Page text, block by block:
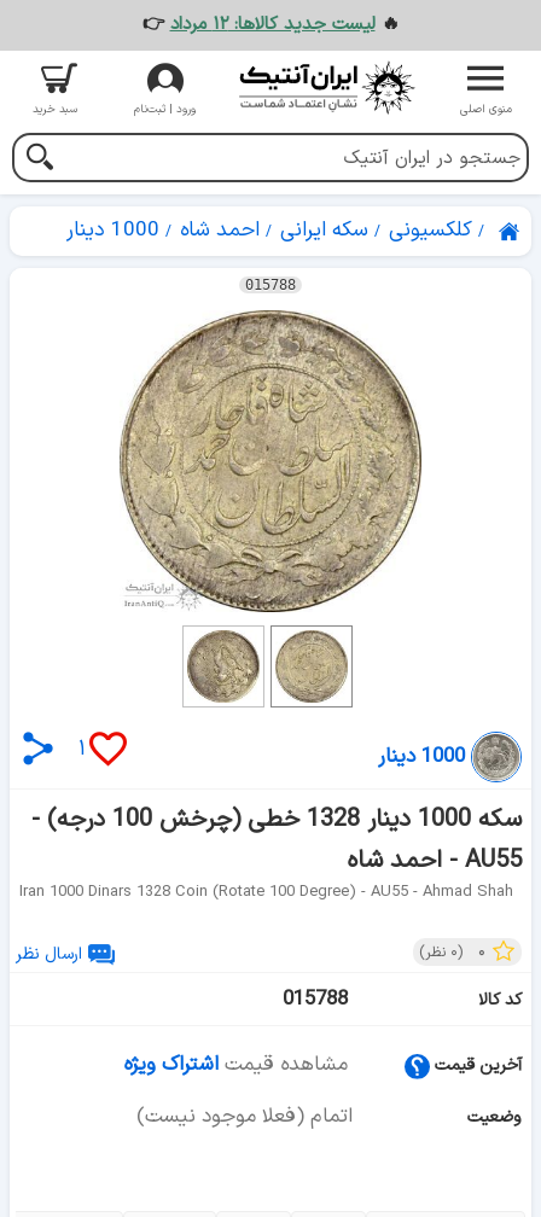
🔥لیست جدید کالاها: ۱۲ مرداد 👉
منوی اصلی ورود | ثبت‌نام سبد خرید
کلکسیونی سکه ایرانی احمد شاه 1000 دینار
015788
۱ 1000 دینار
سکه 1000 دینار 1328 خطی (چرخش 100 درجه) -
AU55 - احمد شاه
Iran 1000 Dinars 1328 Coin (rotate 100 Degree) - AU55 - Ahmad Shah
۰ (۰ نظر)
ارسال نظر
کد کالا
015788
آخرین قیمت مشاهده قیمت اشتراک ویژه
وضعیت اتمام (فعلا موجود نیست)